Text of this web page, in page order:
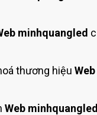
minhquangled
thương hiệu
Web